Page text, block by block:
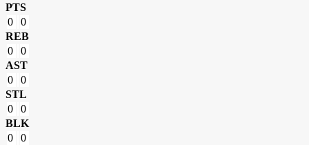
PTS
0
0
REB
0
0
AST
0
0
STL
0
0
BLK
0
0